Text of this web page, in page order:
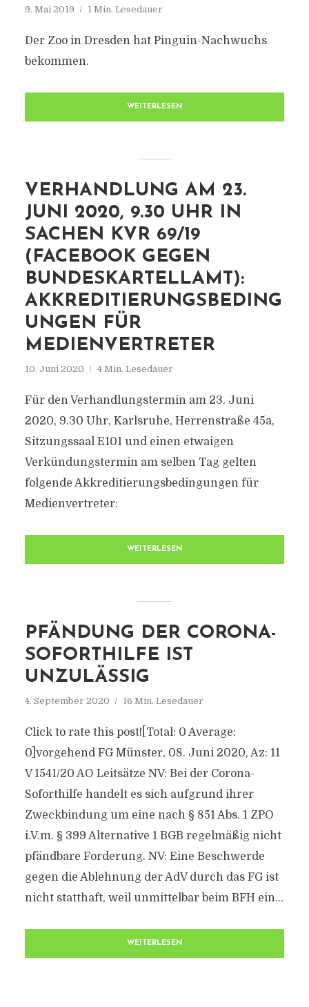
9. Mai 2019 1 Min. Lesedauer
Der Zoo in Dresden hat Pinguin-Nachwuchs
bekommen.
WEITERLESEN
VERHANDLUNG AM 23.
JUNI 2020, 9.30 UHR IN
SACHEN KVR 69/19
(FACEBOOK GEGEN
BUNDESKARTELLAMT):
AKKREDITIERUNGSBEDING
UNGEN FÜR
MEDIENVERTRETER
10. Juni 2020 4 Min. Lesedauer
Für den Verhandlungstermin am 23. Juni
2020, 9.30 Uhr, Karlsruhe, Herrenstraße 45a,
Sitzungssaal E101 und einen etwaigen
Verkündungstermin am selben Tag gelten
folgende Akkreditierungsbedingungen für
Medienvertreter:
WEITERLESEN
PFÄNDUNG DER CORONA-
SOFORTHILFE IST
UNZULÄSSIG
4. September 2020 16 Min. Lesedauer
Click to rate this post![Total: 0 Average:
0]vorgehend FG Münster, 08. Juni 2020, Az: 11
V 1541/20 AO Leitsätze NV: Bei der Corona-
Soforthilfe handelt es sich aufgrund ihrer
Zweckbindung um eine nach § 851 Abs. 1 ZPO
i.V.m. § 399 Alternative 1 BGB regelmäßig nicht
pfändbare Forderung. NV: Eine Beschwerde
gegen die Ablehnung der AdV durch das FG ist
nicht statthaft, weil unmittelbar beim BFH ein...
WEITERLESEN